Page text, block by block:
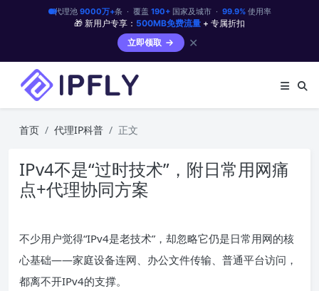
代理池 9000万+条 · 覆盖 190+国家及城市 · 99.9%使用率
🎁 新用户专享： 500MB免费流量 + 专属折扣
立即领取
✕
首页 代理IP科普 正文
IPv4不是“过时技术”，附日常用网痛
点+代理协同方案
不少用户觉得“IPv4是老技术”，却忽略它仍是日常用网的核
心基础——家庭设备连网、办公文件传输、普通平台访问，
都离不开IPv4的支撑。